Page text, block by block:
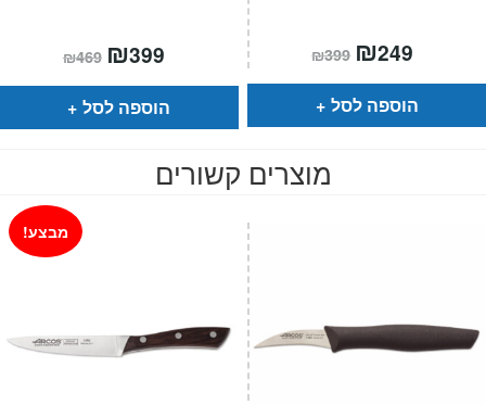
₪469 המחיר
המקורי
היה:
₪469.
₪399
הוא:
הוספה לסל
₪399 המחיר
המקורי
היה:
₪399.
₪249
הוא:
הוספה לסל
מוצרים קשורים
מבצע!